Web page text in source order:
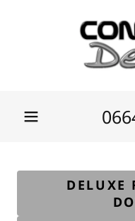
DELUXE